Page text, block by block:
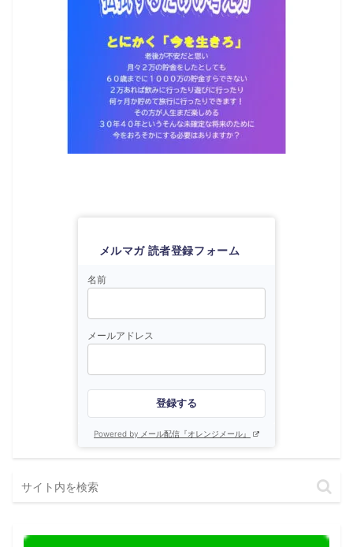
メルマガ 読者登録フォーム
名前
メールアドレス
登録する
Powered by メール配信『オレンジメール』